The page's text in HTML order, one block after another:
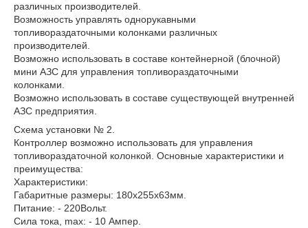
различных производителей.
Возможность управлять однорукавными
топливораздаточными колонками различных
производителей.
Возможно использовать в составе контейнерной (блочной)
мини АЗС для управления топливораздаточными
колонками.
Возможно использовать в составе существующей внутренней
АЗС предприятия.
Схема установки № 2.
Контроллер возможно использовать для управления
топливораздаточной колонкой. Основные характеристики и
преимущества:
Характеристики:
Габаритные размеры: 180х255х63мм.
Питание: - 220Вольт.
Сила тока, max: - 10 Ампер.